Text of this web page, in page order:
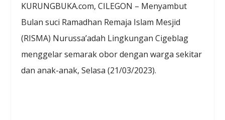
KURUNGBUKA.com, CILEGON – Menyambut
Bulan suci Ramadhan Remaja Islam Mesjid
(RISMA) Nurussa’adah Lingkungan Cigeblag
menggelar semarak obor dengan warga sekitar
dan anak-anak, Selasa (21/03/2023).